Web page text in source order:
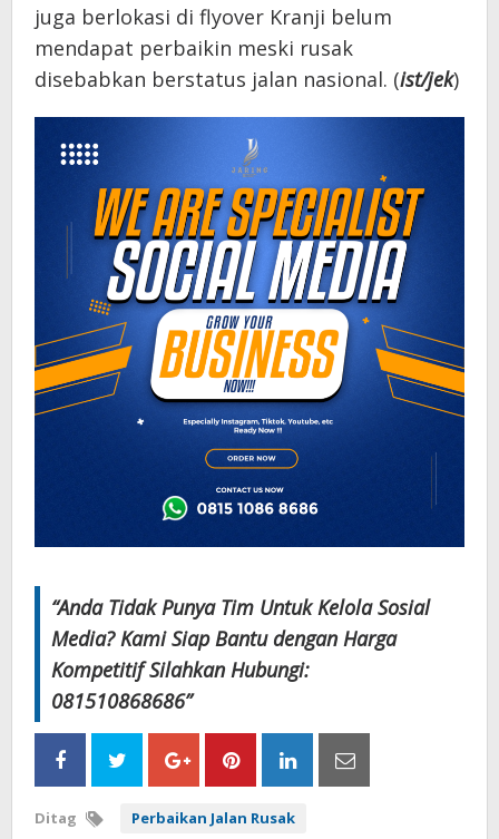
juga berlokasi di flyover Kranji belum
mendapat perbaikin meski rusak
disebabkan berstatus jalan nasional. (ist/jek)
“Anda Tidak Punya Tim Untuk Kelola Sosial
Media? Kami Siap Bantu dengan Harga
Kompetitif Silahkan Hubungi:
081510868686”
Ditag Perbaikan Jalan Rusak